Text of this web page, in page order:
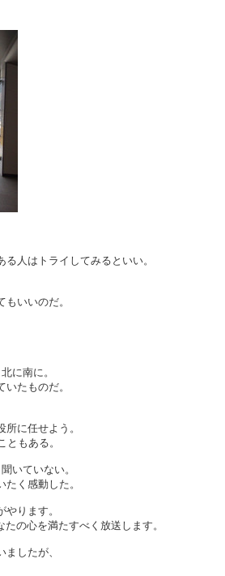
人はトライしてみるといい。
いいのだ。
に南に。
たものだ。
に任せよう。
もある。
いていない。
く感動した。
ります。
の心を満たすべく放送します。
したが、